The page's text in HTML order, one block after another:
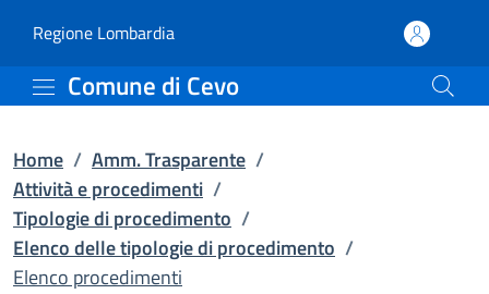
Elenco procedimenti |
Regione Lombardia(apre in un'altra scheda).
Comune di Cevo
Home / Amm. Trasparente /
Attività e procedimenti /
Tipologie di procedimento /
Elenco delle tipologie di procedimento /
Elenco procedimenti